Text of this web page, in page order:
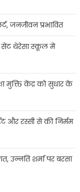
जनजीवन प्रभावित
सेंट थेरेसा स्कूल में
मुक्ति केंद्र को सुधार के
और रस्सी से की निर्मम
उन्नति शर्मा पर बरसा